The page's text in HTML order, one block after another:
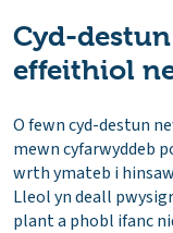
Cyd-
effeithiol
O fewn cyd-destun
mewn cyfarwyddeb
wrth ymateb i
Lleol yn deall
plant a phobl ifanc